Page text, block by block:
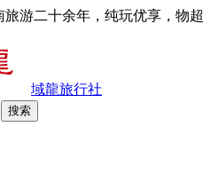
游二十余年，纯玩优享，物超
域龍旅行社
搜索